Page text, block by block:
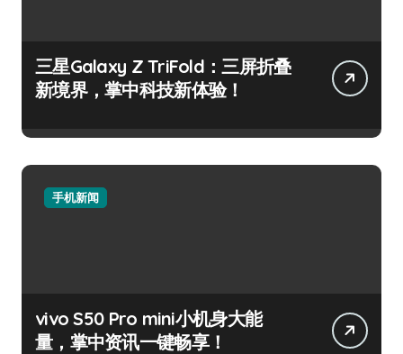
三星Galaxy Z TriFold：三屏折叠
新境界，掌中科技新体验！
手机新闻
vivo S50 Pro mini小机身大能
量，掌中资讯一键畅享！